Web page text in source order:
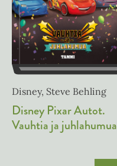
Disney, Steve Behling
Disney Pixar Autot.
Vauhtia ja juhlahumua